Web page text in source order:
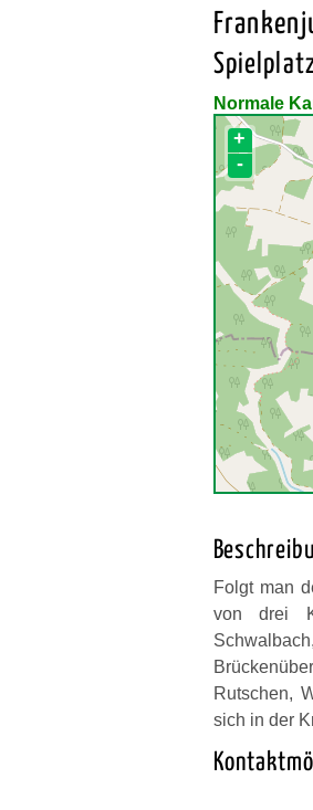
Normale
+
-
Folgt man
von drei
Rutschen,
sich in der